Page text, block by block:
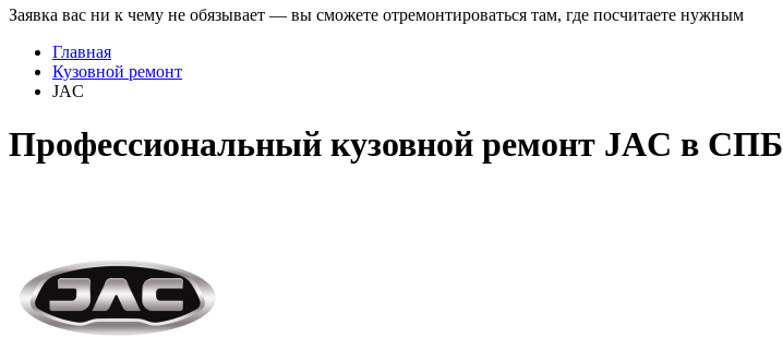
Заявка вас ни к чему не обязывает — вы сможете отремонтироваться там, где посчитаете нужным
Главная
Кузовной ремонт
JAC
Профессиональный кузовной ремонт JAC в СПБ